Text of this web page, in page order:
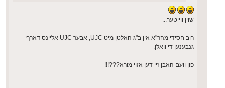
שוין ווייטער...
רוב חסידי מהר"א אין ב"ג האלטן מיט UJC, אבער UJC אליינס דארף
גנבענען די וואלן.
פון וועם האבן זיי דען אזוי מורא???!!!